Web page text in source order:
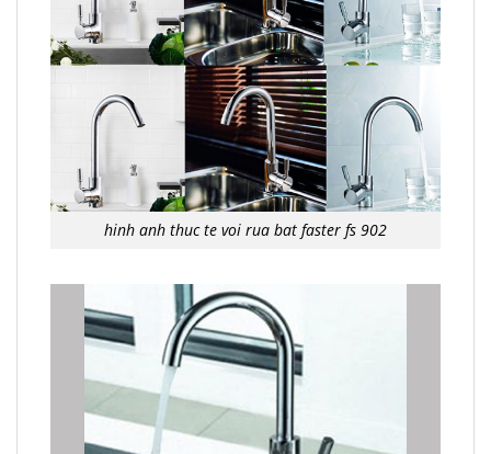
hinh anh thuc te voi rua bat faster fs 902